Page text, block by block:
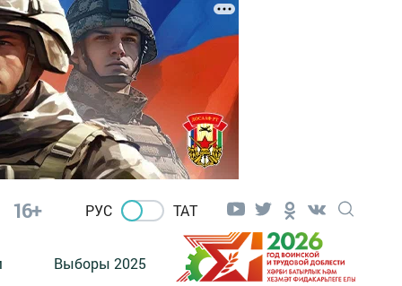
16+ РУС ТАТ
Выборы 2025